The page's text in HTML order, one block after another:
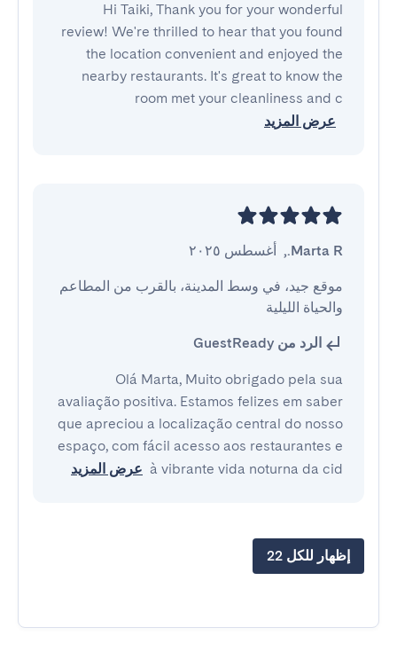
Hi Taiki, Thank you for your wonderful
review! We're thrilled to hear that you found
the location convenient and enjoyed the
nearby restaurants. It's great to know the
room met your cleanliness and c
عرض المزيد
Marta R.
, أغسطس ٢٠٢٥
والحياة الليلية
الرد من GuestReady
Olá Marta, Muito obrigado pela sua
avaliação positiva. Estamos felizes em saber
que apreciou a localização central do nosso
espaço, com fácil acesso aos restaurantes e
à vibrante vida noturna da cid عرض المزيد
إظهار للكل 22